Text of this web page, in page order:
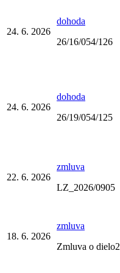
24. 6. 2026
dohoda
26/16/054/126
24. 6. 2026
dohoda
26/19/054/125
22. 6. 2026
zmluva
LZ_2026/0905
18. 6. 2026
zmluva
Zmluva o dielo2